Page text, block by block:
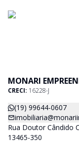
MONARI
CRECI: 16228-J
(19) 99644-0607
Rua Doutor Cândido
13465-350